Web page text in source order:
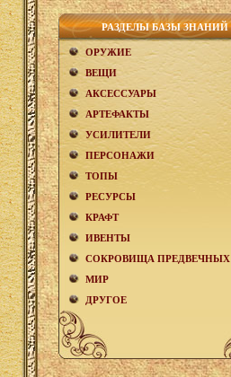
РАЗДЕЛЫ БАЗЫ ЗНАНИЙ
ОРУЖИЕ
ВЕЩИ
АКCЕСCУАРЫ
АРТЕФАКТЫ
УСИЛИТЕЛИ
ПЕРСОНАЖИ
ТОПЫ
РЕСУРСЫ
КРАФТ
ИВЕНТЫ
СОКРОВИЩА ПРЕДВЕЧНЫХ
МИР
ДРУГОЕ